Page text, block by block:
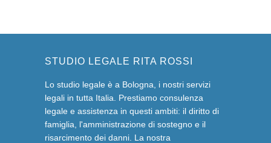
STUDIO LEGALE RITA ROSSI
Lo studio legale è a Bologna, i nostri servizi
legali in tutta Italia. Prestiamo consulenza
legale e assistenza in questi ambiti: il diritto di
famiglia, l'amministrazione di sostegno e il
risarcimento dei danni. La nostra